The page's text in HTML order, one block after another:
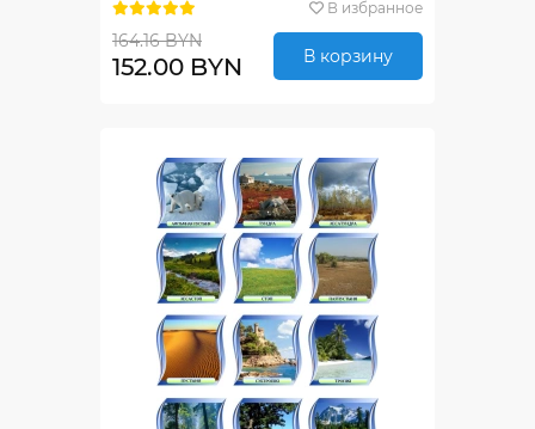
В избранное
164.16 BYN
152.00 BYN В корзину